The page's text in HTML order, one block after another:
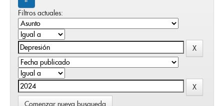
Filtros actuales:
Comenzar nueva busqueda